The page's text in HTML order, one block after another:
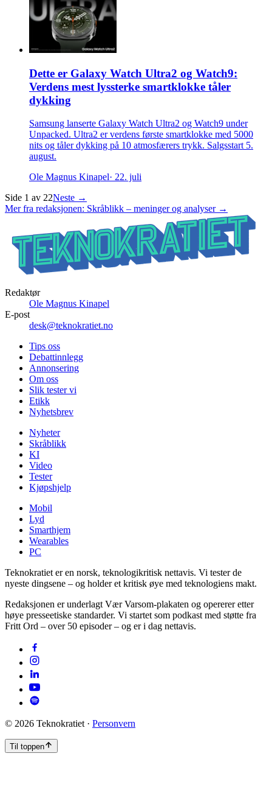
Dette er Galaxy Watch Ultra2 og Watch9:
Verdens mest lyssterke smartklokke tåler
dykking
Samsung lanserte Galaxy Watch Ultra2 og Watch9 under
Unpacked. Ultra2 er verdens første smartklokke med 5000
nits og tåler dykking på 10 atmosfærers trykk. Salgsstart 5.
august.
Ole Magnus Kinapel· 22. juli
Side 1 av 22Neste →
Mer fra redaksjonen: Skråblikk – meninger og analyser →
Redaktør
Ole Magnus Kinapel
E-post
desk@teknokratiet.no
Tips oss
Debattinnlegg
Annonsering
Om oss
Slik tester vi
Etikk
Nyhetsbrev
Nyheter
Skråblikk
KI
Video
Tester
Kjøpshjelp
Mobil
Lyd
Smarthjem
Wearables
PC
Teknokratiet er en norsk, teknologikritisk nettavis. Vi tester de
nyeste dingsene – og holder et kritisk øye med teknologiens makt.
Redaksjonen er underlagt Vær Varsom-plakaten og opererer etter
høye presseetiske standarder. Vi startet som podkast med støtte fra
Fritt Ord – over 50 episoder – og er i dag nettavis.
© 2026 Teknokratiet · Personvern
Til toppen